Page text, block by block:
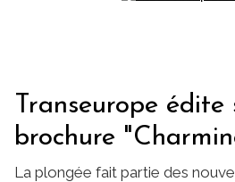
Transeurope édite
brochure
La plongée fait partie des